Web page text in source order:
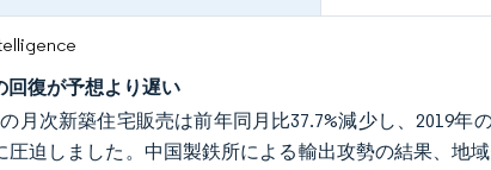
回復が予想より遅い
月次新築住宅販売は前年同月比37.7%減少し、2019
圧迫しました。中国製鉄所による輸出攻勢の結果、地